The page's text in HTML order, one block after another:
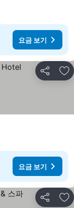
요금 보기
공유 즐
요금 보기
공유 즐